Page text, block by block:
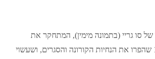
סו גריי (בתמונה מימין), המתחקר את
המסיבות בדאונינג 10 שהפרו את הנחיות הקורונה והסגרים, ושעשוי